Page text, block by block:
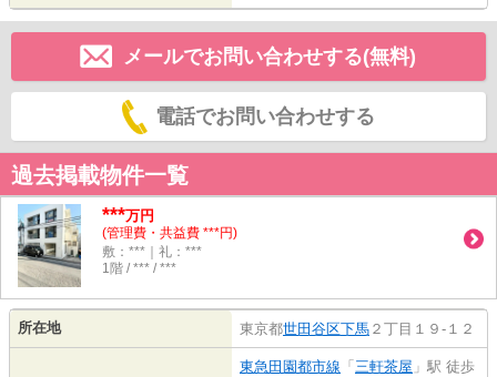
メールでお問い合わせする(無料)
電話でお問い合わせする
過去掲載物件一覧
***万円
(管理費・共益費 ***円)
敷：***｜礼：***
1階 / *** / ***
所在地 東京都世田谷区下馬 ２丁目１９-１２
東急田園都市線 「 三軒茶屋 」駅 徒歩